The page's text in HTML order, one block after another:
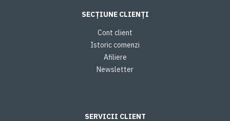
SECȚIUNE CLIENȚI
Cont client
Istoric comenzi
Afiliere
Newsletter
SERVICII CLIENT